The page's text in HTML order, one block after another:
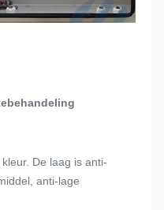
De laag is anti-
anti-lage